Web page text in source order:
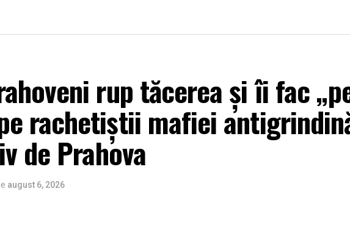
rup tăcerea și îi fac
rachetiștii mafiei
de Prahova
august 6, 2026